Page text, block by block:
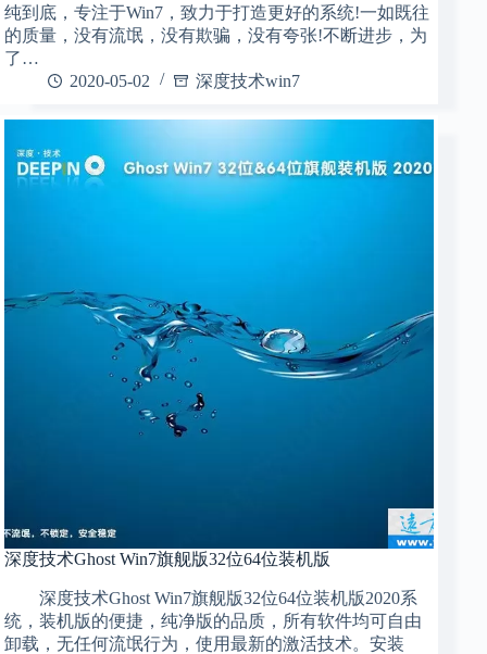
纯到底，专注于Win7，致力于打造更好的系统!一如既往
的质量，没有流氓，没有欺骗，没有夸张!不断进步，为
了…
2020-05-02
深度技术win7
深度技术Ghost Win7旗舰版32位64位装机版
深度技术Ghost Win7旗舰版32位64位装机版2020系
统，装机版的便捷，纯净版的品质，所有软件均可自由
卸载，无任何流氓行为，使用最新的激活技术。安装